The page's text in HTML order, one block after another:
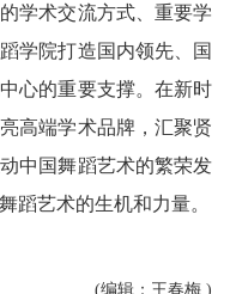
学术交流方式、重要学
学院打造国内领先、国
心的重要支撑。在新时
高端学术品牌，汇聚贤
中国舞蹈艺术的繁荣发
蹈艺术的生机和力量。
(编辑：王春梅 )